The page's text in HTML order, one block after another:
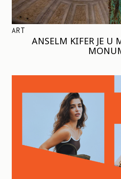
ART
ANSELM KIFER JE U